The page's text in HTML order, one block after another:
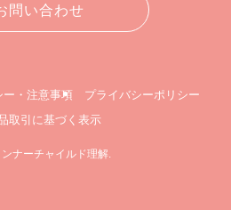
問い合わせ
ー・注意事項
プライバシーポリシー
取引に基づく表示
ナーチャイルド理解.